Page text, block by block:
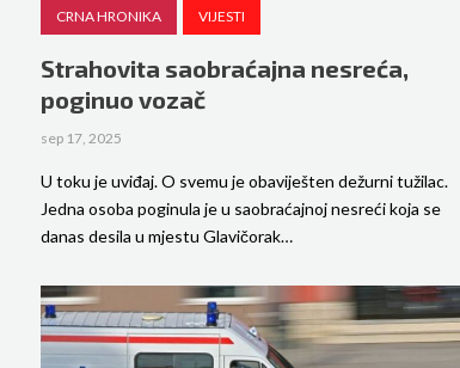
CRNA HRONIKA VIJESTI
Strahovita saobraćajna nesreća,
poginuo vozač
sep 17, 2025
U toku je uviđaj. O svemu je obaviješten dežurni tužilac.
Jedna osoba poginula je u saobraćajnoj nesreći koja se
danas desila u mjestu Glavičorak…